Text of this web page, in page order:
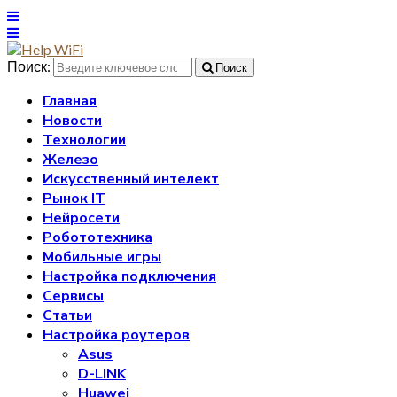
Поиск: Поиск
Главная
Новости
Технологии
Железо
Искусственный интелект
Рынок IT
Нейросети
Робототехника
Мобильные игры
Настройка подключения
Сервисы
Статьи
Настройка роутеров
Asus
D-LINK